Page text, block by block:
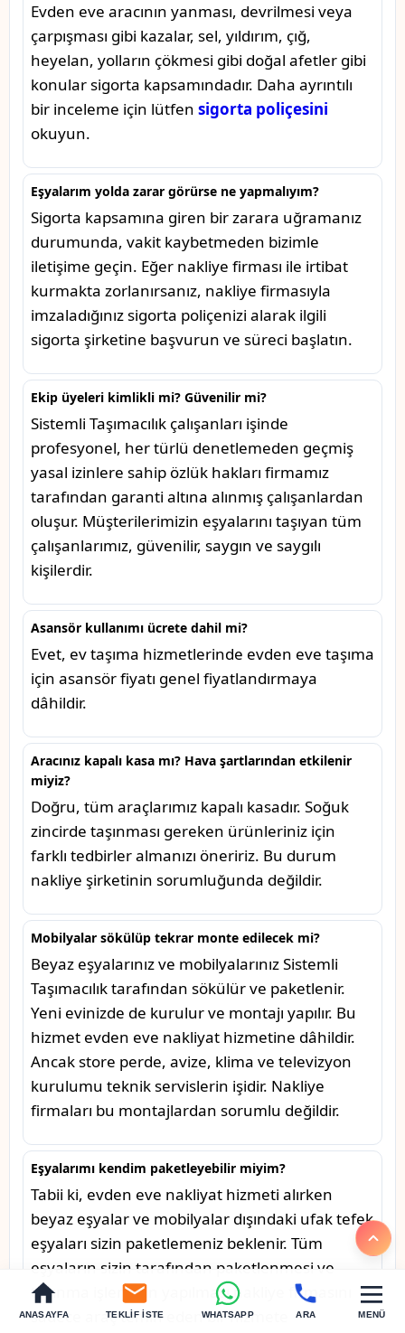
ANASAYFA TEKLIF İSTE WHATSAPP ARA MENÜ
Evden eve aracının yanması, devrilmesi veya
çarpışması gibi kazalar, sel, yıldırım, çığ,
heyelan, yolların çökmesi gibi doğal afetler gibi
konular sigorta kapsamındadır. Daha ayrıntılı
bir inceleme için lütfen sigorta poliçesini
okuyun.
Eşyalarım yolda zarar görürse ne yapmalıyım?
Sigorta kapsamına giren bir zarara uğramanız
durumunda, vakit kaybetmeden bizimle
iletişime geçin. Eğer nakliye firması ile irtibat
kurmakta zorlanırsanız, nakliye firmasıyla
imzaladığınız sigorta poliçenizi alarak ilgili
sigorta şirketine başvurun ve süreci başlatın.
Ekip üyeleri kimlikli mi? Güvenilir mi?
Sistemli Taşımacılık çalışanları işinde
profesyonel, her türlü denetlemeden geçmiş
yasal izinlere sahip özlük hakları firmamız
tarafından garanti altına alınmış çalışanlardan
oluşur. Müşterilerimizin eşyalarını taşıyan tüm
çalışanlarımız, güvenilir, saygın ve saygılı
kişilerdir.
Asansör kullanımı ücrete dahil mi?
Evet, ev taşıma hizmetlerinde evden eve taşıma
için asansör fiyatı genel fiyatlandırmaya
dâhildir.
Aracınız kapalı kasa mı? Hava şartlarından etkilenir
miyiz?
Doğru, tüm araçlarımız kapalı kasadır. Soğuk
zincirde taşınması gereken ürünleriniz için
farklı tedbirler almanızı öneririz. Bu durum
nakliye şirketinin sorumluğunda değildir.
Mobilyalar sökülüp tekrar monte edilecek mi?
Beyaz eşyalarınız ve mobilyalarınız Sistemli
Taşımacılık tarafından sökülür ve paketlenir.
Yeni evinizde de kurulur ve montajı yapılır. Bu
hizmet evden eve nakliyat hizmetine dâhildir.
Ancak store perde, avize, klima ve televizyon
kurulumu teknik servislerin işidir. Nakliye
firmaları bu montajlardan sorumlu değildir.
Eşyalarımı kendim paketleyebilir miyim?
Tabii ki, evden eve nakliyat hizmeti alırken
beyaz eşyalar ve mobilyalar dışındaki ufak tefek
eşyaları sizin paketlemeniz beklenir. Tüm
eşyaların sizin tarafından paketlenmesi ve
taşınma işleminin yapılması nakliye firmasını
sadece araç temin eden bir hizmete